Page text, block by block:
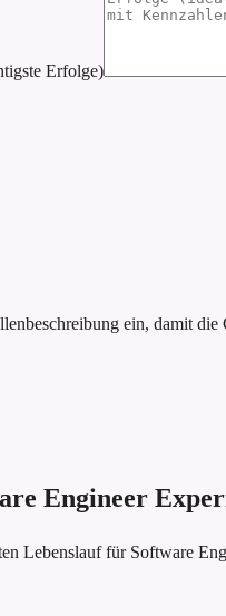
Erfolge)
ein, damit
Engineer
Lebenslauf für Software